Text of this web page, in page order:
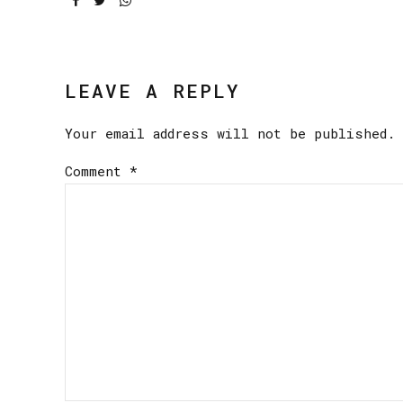
LEAVE A REPLY
Your email address will not be published.
Comment *